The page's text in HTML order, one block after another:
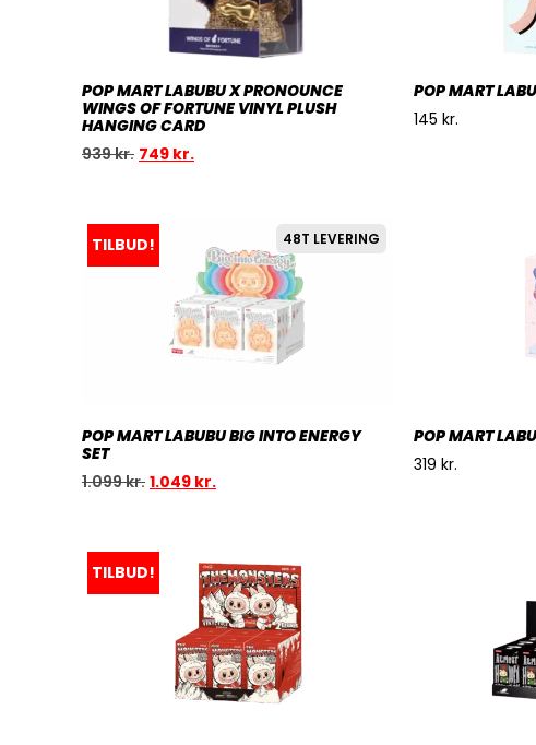
POP MART LABUBU X PRONOUNCE
WINGS OF FORTUNE VINYL PLUSH
HANGING CARD
939kr. 749 kr.
POP MART
145 kr.
TILBUD! 48T LEVERING
POP MART LABUBU BIG INTO ENERGY
SET
1.099kr. 1.049 kr.
POP MART
319 kr.
TILBUD!